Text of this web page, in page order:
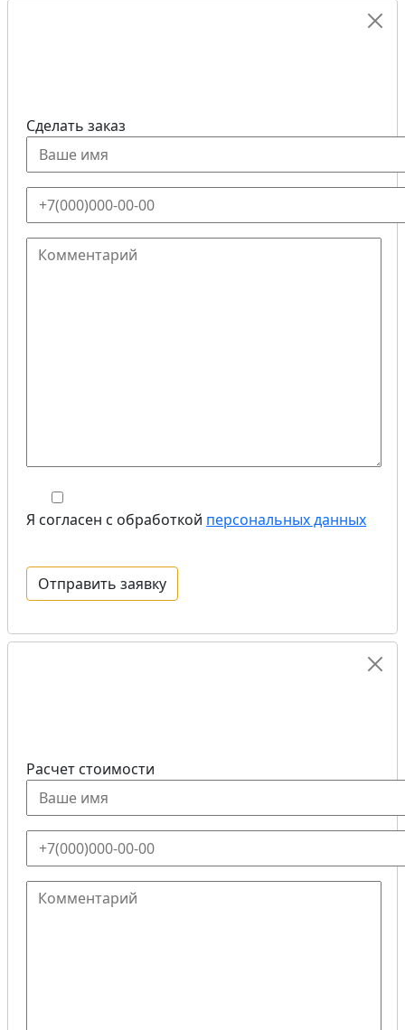
Сделать заказ
Я согласен с обработкой персональных данных
Расчет стоимости